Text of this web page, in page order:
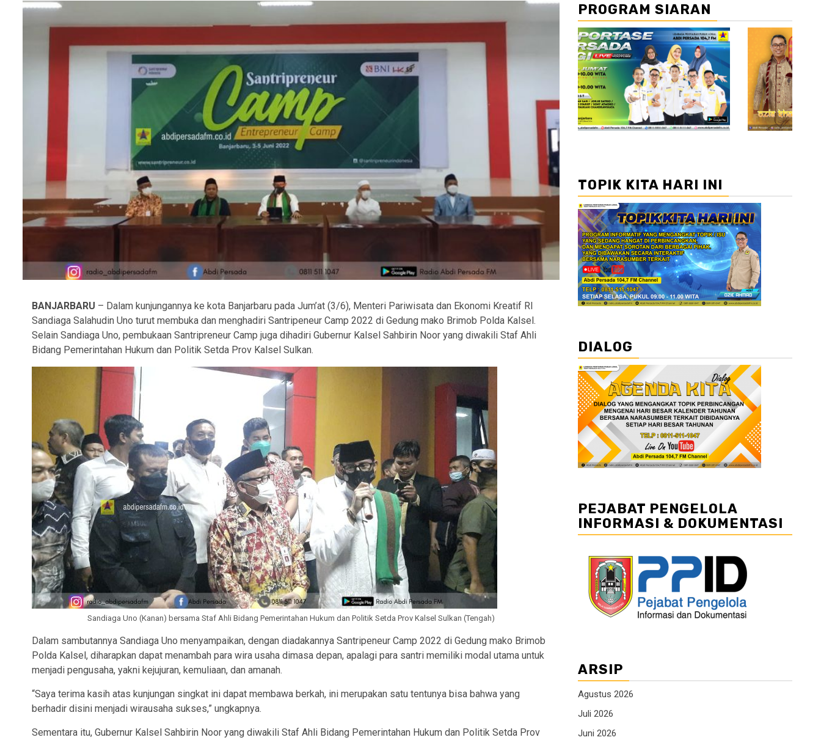
BANJARBARU – Dalam kunjungannya ke kota Banjarbaru pada Jum’at (3/6), Menteri Pariwisata dan Ekonomi Kreatif RI
Sandiaga Salahudin Uno turut membuka dan menghadiri Santripeneur Camp 2022 di Gedung mako Brimob Polda Kalsel.
Selain Sandiaga Uno, pembukaan Santripreneur Camp juga dihadiri Gubernur Kalsel Sahbirin Noor yang diwakili Staf Ahli
Bidang Pemerintahan Hukum dan Politik Setda Prov Kalsel Sulkan.
Sandiaga Uno (Kanan) bersama Staf Ahli Bidang Pemerintahan Hukum dan Politik Setda Prov Kalsel Sulkan (Tengah)
Dalam sambutannya Sandiaga Uno menyampaikan, dengan diadakannya Santripeneur Camp 2022 di Gedung mako Brimob
Polda Kalsel, diharapkan dapat menambah para wira usaha dimasa depan, apalagi para santri memiliki modal utama untuk
menjadi pengusaha, yakni kejujuran, kemuliaan, dan amanah.
“Saya terima kasih atas kunjungan singkat ini dapat membawa berkah, ini merupakan satu tentunya bisa bahwa yang
berhadir disini menjadi wirausaha sukses,” ungkapnya.
Sementara itu, Gubernur Kalsel Sahbirin Noor yang diwakili Staf Ahli Bidang Pemerintahan Hukum dan Politik Setda Prov
PROGRAM SIARAN
//2
TOPIK KITA HARI INI
DIALOG
PEJABAT PENGELOLA
INFORMASI & DOKUMENTASI
ARSIP
Agustus 2026
Juli 2026
Juni 2026